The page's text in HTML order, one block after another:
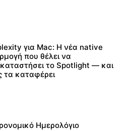
για Mac: Η νέα native
που θέλει να
το Spotlight — και
τα καταφέρει
Ημερολόγιο